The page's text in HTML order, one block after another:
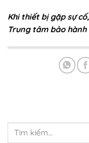
Khi thiết bị gặp sự
Trung tâm bảo